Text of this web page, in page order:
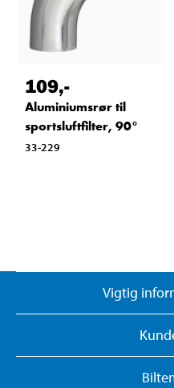
109,-
Aluminiumsrør til
sportsluftfilter, 90°
33-229
Vigtig